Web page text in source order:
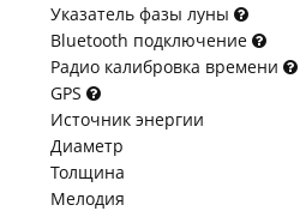
Указатель фазы луны
Bluetooth подключение
Радио калибровка времени
GPS
Источник энергии
Диаметр
Толщина
Мелодия